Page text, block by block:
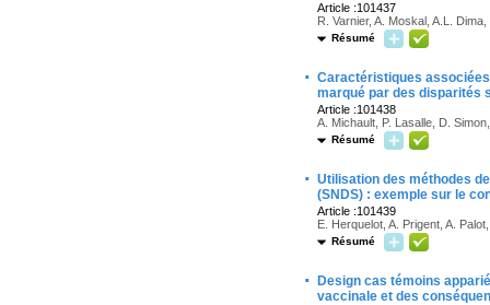
Article :101437
R. Varnier, A. Moskal, A.L.
Résumé
· Caractéristiques
marqué par des disparités
Article :101438
A. Michault, P. Lasalle, D.
Résumé
· Utilisation des méthodes
(SNDS) : exemple sur le
Article :101439
E. Herquelot, A. Prigent, A.
Résumé
·
Design cas témoins
vaccinale et des